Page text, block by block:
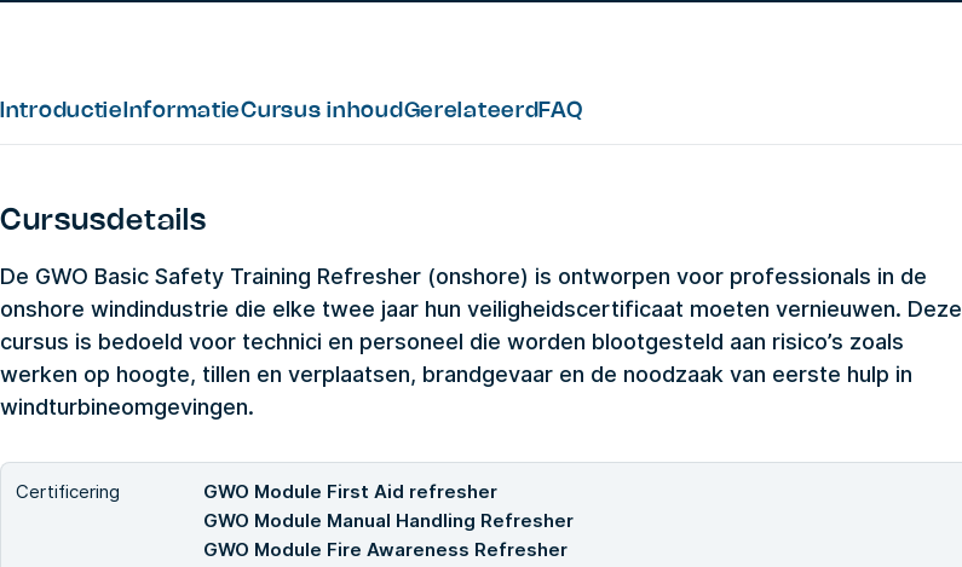
Introductie InformatieCursus inhoud Gerelateerd FAQ
Cursusdetails
De GWO Basic Safety Training Refresher (onshore) is ontworpen voor professionals in de
onshore windindustrie die elke twee jaar hun veiligheidscertificaat moeten vernieuwen. Deze
cursus is bedoeld voor technici en personeel die worden blootgesteld aan risico’s zoals
werken op hoogte, tillen en verplaatsen, brandgevaar en de noodzaak van eerste hulp in
windturbineomgevingen.
Certificering
GWO Module First Aid refresher
GWO Module Manual Handling Refresher
GWO Module Fire Awareness Refresher